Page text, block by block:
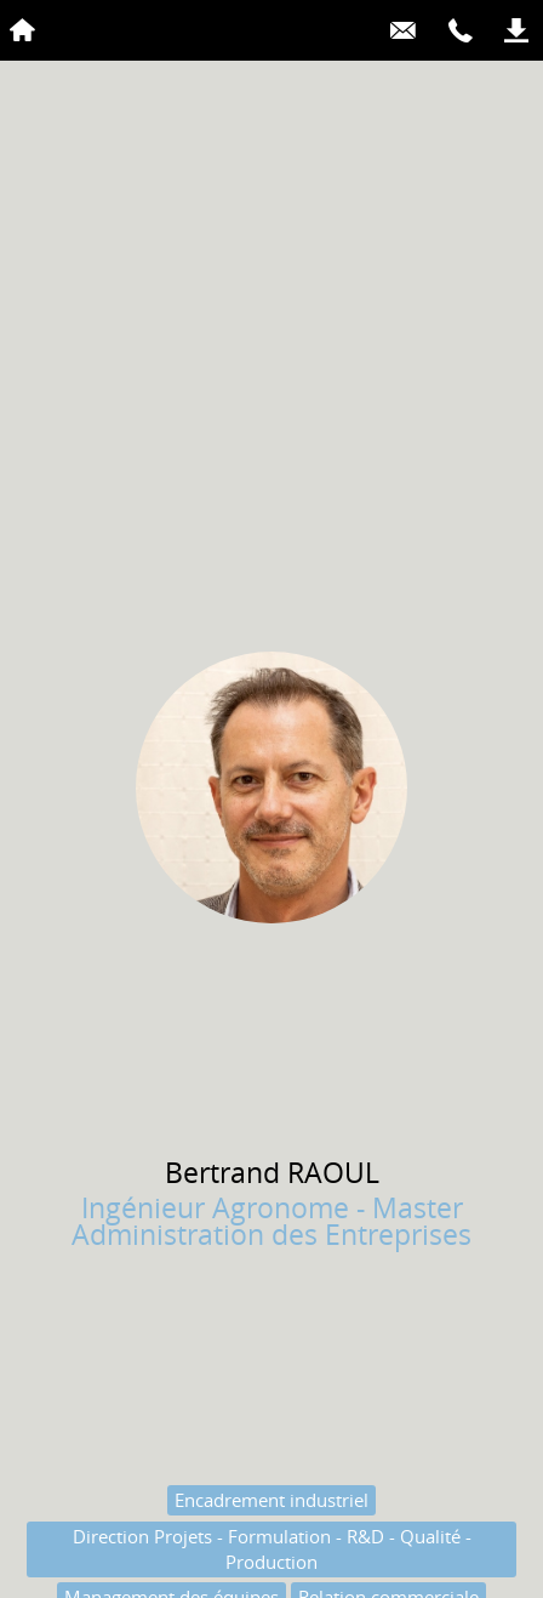
Bertrand RAOUL
Ingénieur Agronome - Master
Administration des Entreprises
Encadrement industriel
Direction Projets - Formulation - R&D - Qualité -
Production